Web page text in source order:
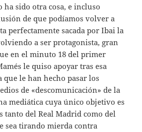
ha sido otra cosa, e incluso
de que podíamos volver a
perfectamente sacada por Ibai la
a ser protagonista, gran
en el minuto 18 del primer
le quiso apoyar tras esa
que le han hecho pasar los
de «descomunicación» de la
mediática cuya único objetivo es
tanto del Real Madrid como del
sea tirando mierda contra